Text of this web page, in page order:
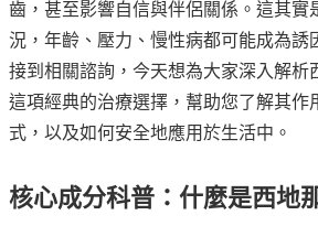
齒，甚至影響自信與伴侶關係。這其實
況，年齡、壓力、慢性病都可能成為誘
接到相關諮詢，今天想為大家深入解析
這項經典的治療選擇，幫助您了解其作
式，以及如何安全地應用於生活中。
核心成分科普：什麼是西地